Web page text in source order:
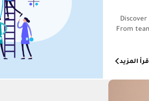
From
المزيد